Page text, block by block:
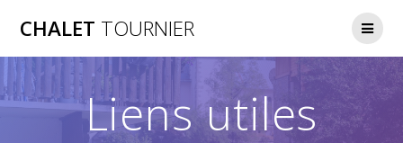
CHALET TOURNIER
Liens utiles